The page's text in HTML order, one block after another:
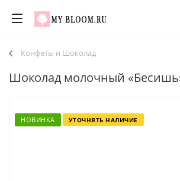
Конфеты и Шоколад
Шоколад молочный
НОВИНКА УТОЧНЯТЬ НАЛИЧИЕ